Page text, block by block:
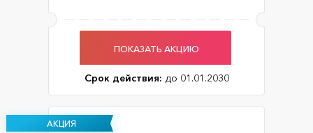
ПОКАЗАТЬ АКЦИЮ
Срок действия: до 01.01.2030
АКЦИЯ